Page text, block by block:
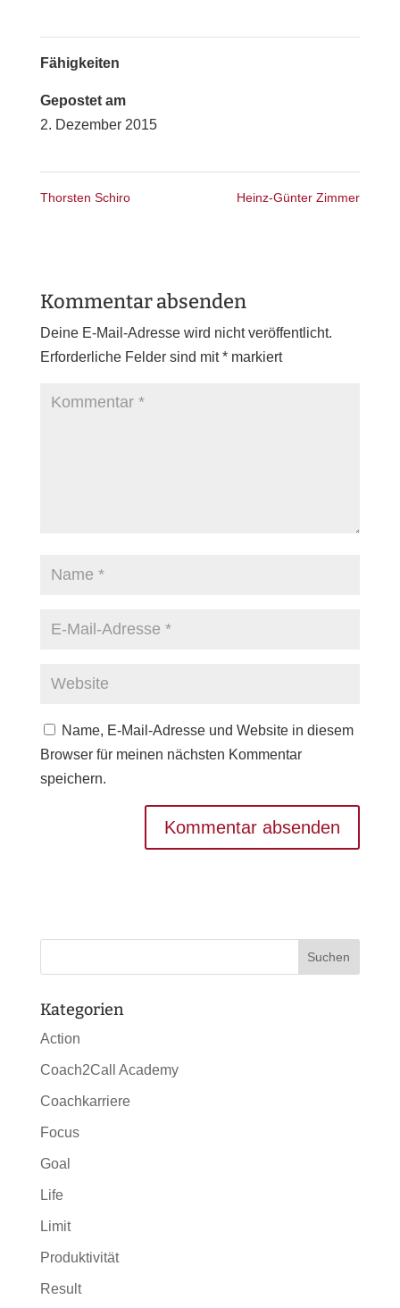
Fähigkeiten
Gepostet am
2. Dezember 2015
Thorsten Schiro Heinz-Günter Zimmer
Kommentar absenden
Deine E-Mail-Adresse wird nicht veröffentlicht.
Erforderliche Felder sind mit*markiert
Name, E-Mail-Adresse und Website in diesem
Browser für meinen nächsten Kommentar
speichern.
Kategorien
Action
Coach2Call Academy
Coachkarriere
Focus
Goal
Life
Limit
Produktivität
Result